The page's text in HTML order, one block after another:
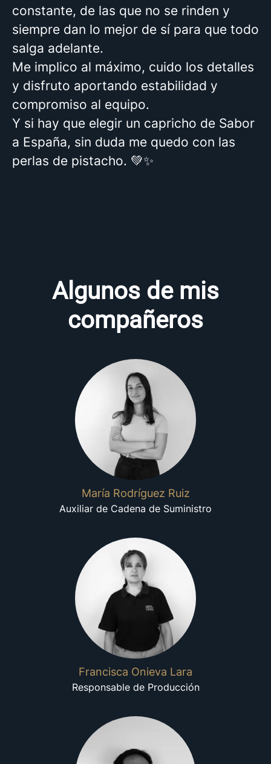
constante, de las que no se rinden y
siempre dan lo mejor de sí para que todo
salga adelante.
Me implico al máximo, cuido los detalles
y disfruto aportando estabilidad y
compromiso al equipo.
Y si hay que elegir un capricho de Sabor
a España, sin duda me quedo con las
perlas de pistacho. 💚✨
Algunos de mis
compañeros
María Rodríguez Ruiz
Auxiliar de Cadena de Suministro
Francisca Onieva Lara
Responsable de Producción